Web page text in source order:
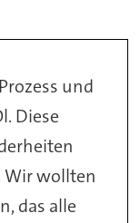
und
Diese
wollten
das alle